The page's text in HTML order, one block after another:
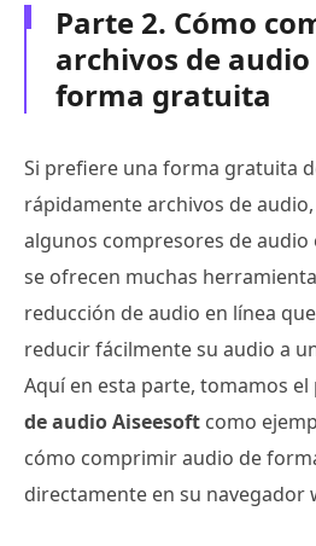
Parte 2. Cómo
archivos de
forma gratuita
Si prefiere una forma gratuita
rápidamente archivos de
algunos compresores de audio
se ofrecen muchas
reducción de audio en línea
reducir fácilmente su audio a
Aquí en esta parte, tomamos
de audio Aiseesoft como
cómo comprimir audio de
directamente en su navegador